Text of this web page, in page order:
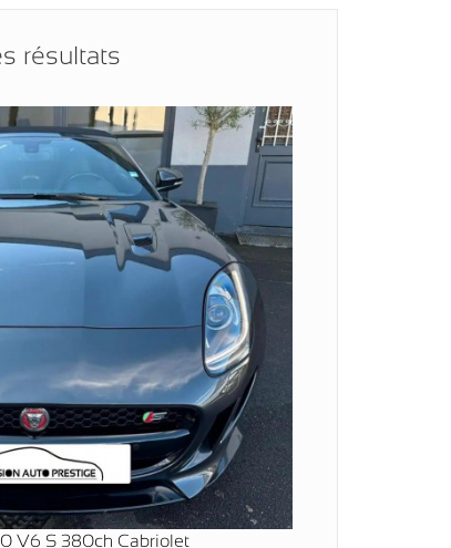
résultats
V6 S 380ch Cabriolet